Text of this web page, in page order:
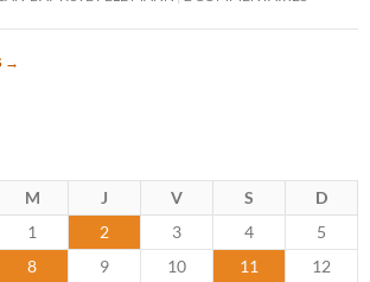
→
M J V S
D
1
2 3 4
5
8 9 10 11 12